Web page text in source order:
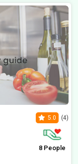
5.0 (4)
8 People